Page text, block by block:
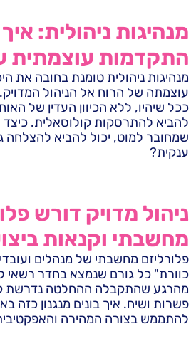
מנהיגות ניהולית:
התקדמות עוצמתית
מנהיגות ניהולית טומנת בחובה את
עוצמתה של הרוח אל הניהול
ככל שיהיו, ללא הכיוון העדין של
להביא להתרסקות קולוסאלית. כיצד
שמחובר למוט, יכול להביא להצלחה
ענקית?
ניהול מדויק דורש
מחשבתי וקנאות
פלורליזם מחשבתי של מנהלים
כוורת" כל גורם שנמצא בחדר רשאי
מהרגע שהתקבלה ההחלטה נדרשת
פשרות ושיח. איך בונים מנגנון כזה
להתממש בצורה המהירה